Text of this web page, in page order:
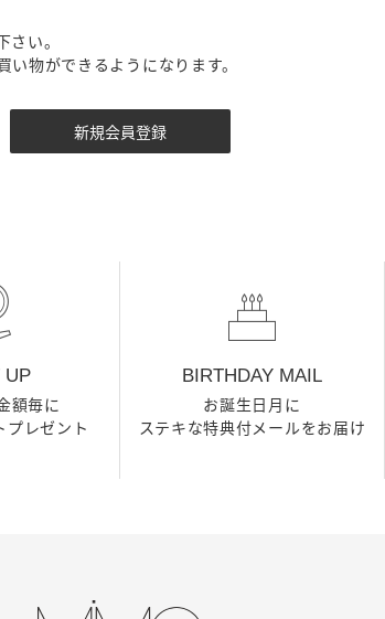
い。
物ができるようになります。
UP
額毎に
プレゼント
BIRTHDAY MAIL
お誕生日月に
ステキな特典付メールをお届け